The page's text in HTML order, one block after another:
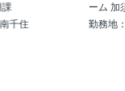
課
千住
ーム 加
勤務地